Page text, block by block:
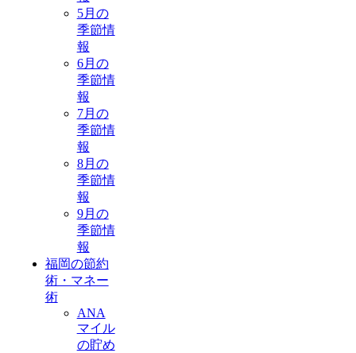
5月の
季節情
報
6月の
季節情
報
7月の
季節情
報
8月の
季節情
報
9月の
季節情
報
福岡の節約
術・マネー
術
ANA
マイル
の貯め